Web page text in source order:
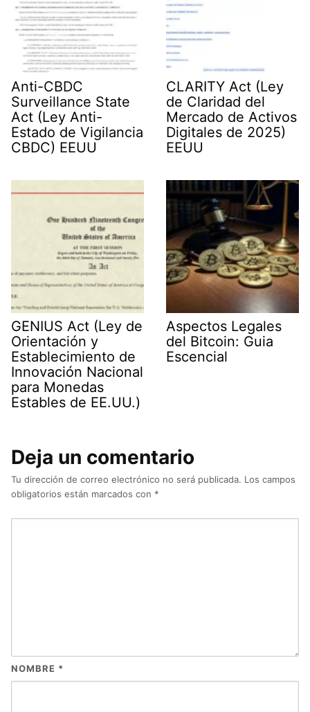
Anti-CBDC
Surveillance State
Act (Ley Anti-
Estado de Vigilancia
CBDC) EEUU
CLARITY Act (Ley
de Claridad del
Mercado de Activos
Digitales de 2025)
EEUU
GENIUS Act (Ley de
Orientación y
Establecimiento de
Innovación Nacional
para Monedas
Estables de EE.UU.)
Aspectos Legales
del Bitcoin: Guia
Escencial
Deja un comentario
Tu dirección de correo electrónico no será publicada. Los campos
obligatorios están marcados con *
NOMBRE *